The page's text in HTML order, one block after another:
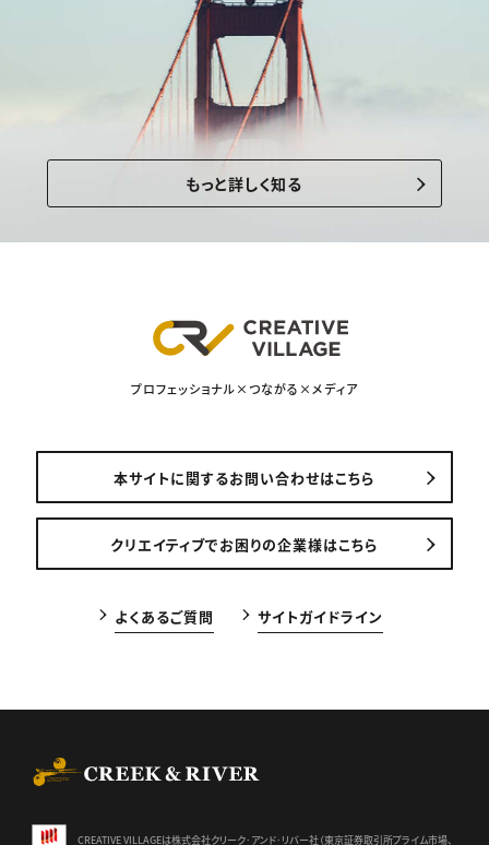
もっと詳しく知る
プロフェッショナル×つながる×メディア
本サイトに関するお問い合わせはこちら
クリエイティブでお困りの企業様はこちら
よくあるご質問 サイトガイドライン
CREATIVE VILLAGEは株式会社クリーク･アンド･リバー社（東京証券取引所プライム市場、